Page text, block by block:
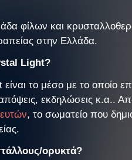
φίλων και
στην Ελλάδα.
Light?
το μέσο με το οποίο
εκδηλώσεις κ.α..
, το σωματείο που
ορυκτά?